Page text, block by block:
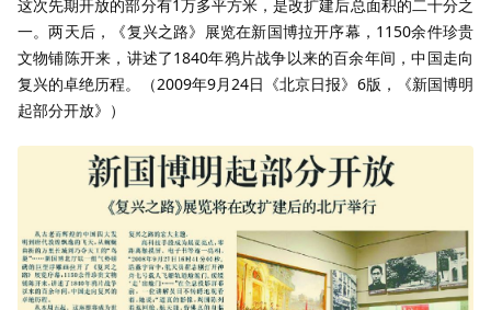
这次先期开放的部分有1万多平方米，是改扩建后总面积的二十分之
一。两天后，《复兴之路》展览在新国博拉开序幕，1150余件珍贵
文物铺陈开来，讲述了1840年鸦片战争以来的百余年间，中国走向
复兴的卓绝历程。（2009年9月24日《北京日报》6版，《新国博明
起部分开放》）